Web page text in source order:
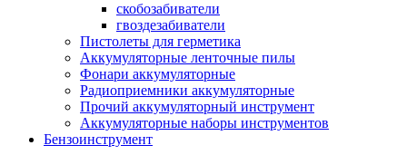
скобозабиватели
гвоздезабиватели
Пистолеты для герметика
Аккумуляторные ленточные пилы
Фонари аккумуляторные
Радиоприемники аккумуляторные
Прочий аккумуляторный инструмент
Аккумуляторные наборы инструментов
Бензоинструмент